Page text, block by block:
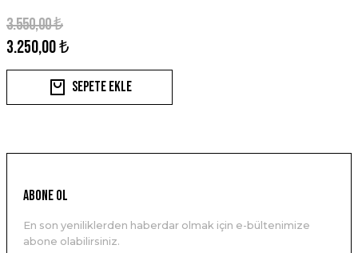
3.250,00 ₺
3.550,00 ₺
Sepete Ekle
ABONE OL
En son yeniliklerden haberdar olmak için e-bültenimize
abone olabilirsiniz.